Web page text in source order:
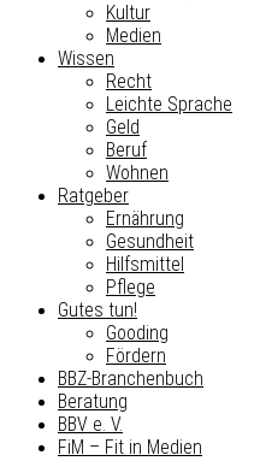
Kultur
Medien
Wissen
Recht
Leichte Sprache
Geld
Beruf
Wohnen
Ratgeber
Ernährung
Gesundheit
Hilfsmittel
Pflege
Gutes tun!
Gooding
Fördern
BBZ-Branchenbuch
Beratung
BBV e. V.
FiM – Fit in Medien